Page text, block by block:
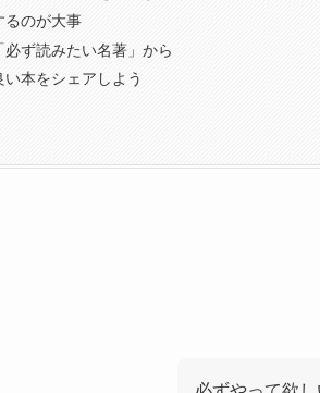
るのが大事
ず読みたい名著」から
本をシェアしよう